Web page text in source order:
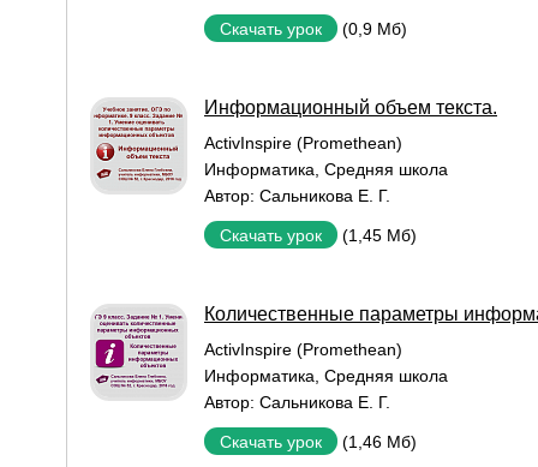
Скачать урок (0,9 Мб)
Информационный объем текста.
ActivInspire (Promethean)
Информатика Средняя школа
Автор: Сальникова Е. Г.
Скачать урок (1,45 Мб)
Количественные параметры
ActivInspire (Promethean)
Информатика Средняя школа
Автор: Сальникова Е. Г.
Скачать урок (1,46 Мб)